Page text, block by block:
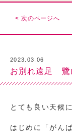
< 次のページへ
2023.03.06
お別れ遠足
とても良い天候
はじめに「がん